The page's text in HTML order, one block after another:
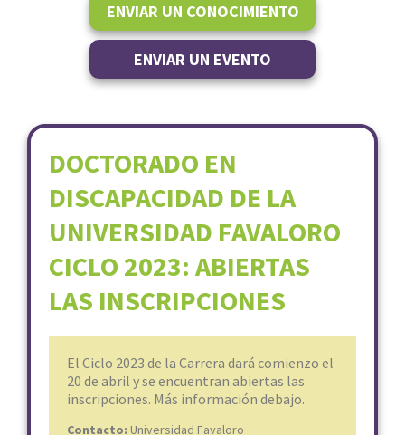
ENVIAR UN CONOCIMIENTO
ENVIAR UN EVENTO
DOCTORADO EN
DISCAPACIDAD DE LA
UNIVERSIDAD FAVALORO
CICLO 2023: ABIERTAS
LAS INSCRIPCIONES
El Ciclo 2023 de la Carrera dará comienzo el
20 de abril y se encuentran abiertas las
inscripciones. Más información debajo.
Contacto: Universidad Favaloro